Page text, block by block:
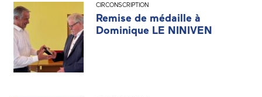
CIRCONSCRIPTION
Remise de médaille à
Dominique LE NINIVEN